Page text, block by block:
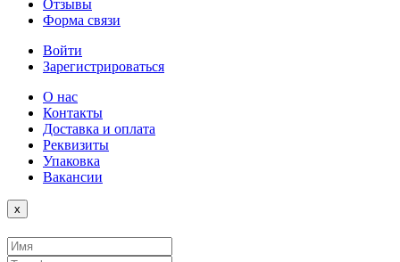
Отзывы
Форма связи
Войти
Зарегистрироваться
О нас
Контакты
Доставка и оплата
Реквизиты
Упаковка
Вакансии
x